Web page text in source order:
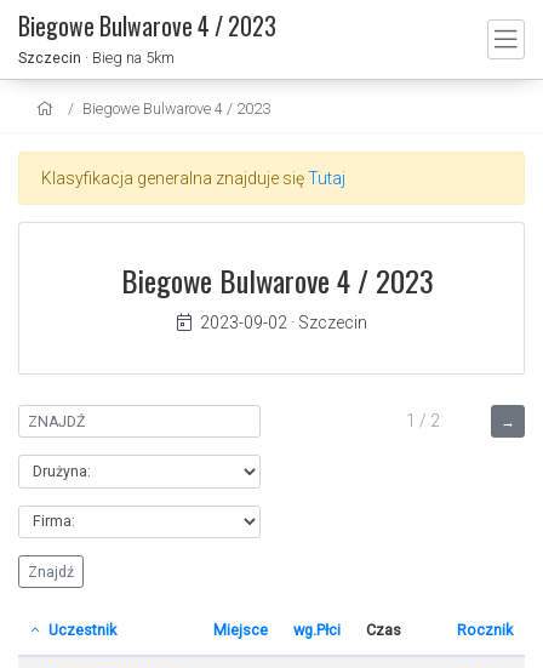
Biegowe Bulwarove 4 / 2023
Szczecin · Bieg na 5km
Biegowe Bulwarove 4 / 2023
Klasyfikacja generalna znajduje sięTutaj
Biegowe Bulwarove 4 / 2023
2023-09-02 · Szczecin
→
1 / 2
Uczestnik Miejsce wg.Płci Czas Rocznik